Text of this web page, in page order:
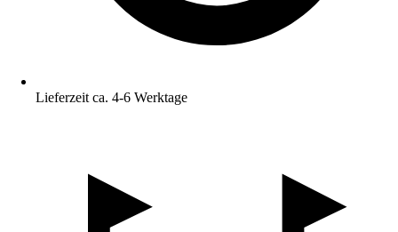
Lieferzeit ca. 4-6 Werktage